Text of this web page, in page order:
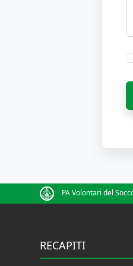
PA Volontari del
RECAPITI